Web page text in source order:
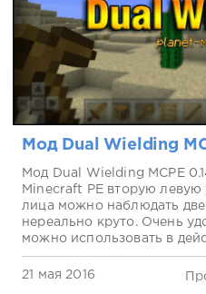
Мод Dual Wielding
Мод Dual Wielding MCPE
Minecraft PE вторую левую
лица можно наблюдать две
нереально круто. Очень
можно использовать в
21 мая 2016